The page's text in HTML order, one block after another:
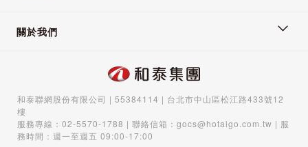
關於我們
和泰聯網股份有限公司 | 55384114 | 台北市中山區松江路433號12
樓
服務專線： 02-5570-1788 | 聯絡信箱： gocs@hotaigo.com.tw | 服
務時間：週一至週五 09:00-17:00